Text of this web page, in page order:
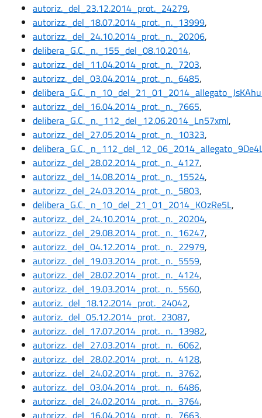
autoriz._del_23.12.2014_prot._24279,
autorizz._del_18.07.2014_prot._n._13999,
autorizz._del_24.10.2014_prot._n._20206,
delibera_G.C._n._155_del_08.10.2014,
autorizz._del_11.04.2014_prot._n._7203,
autorizz._del_03.04.2014_prot._n._6485,
autorizz._del_16.04.2014_prot._n._7665,
delibera_G.C._n._112_del_12.06.2014_Ln57xml,
autorizz._del_27.05.2014_prot._n._10323,
autorizz._del_28.02.2014_prot._n._4127,
autorizz._del_14.08.2014_prot._n._15524,
autorizz._del_24.03.2014_prot._n._5803,
delibera_G.C._n_10_del_21_01_2014_KOzRe5L,
autorizz._del_24.10.2014_prot._n._20204,
autorizz._del_29.08.2014_prot._n._16247,
autorizz._del_04.12.2014_prot._n._22979,
autorizz._del_19.03.2014_prot._n._5559,
autorizz._del_28.02.2014_prot._n._4124,
autorizz._del_19.03.2014_prot._n._5560,
autoriz._del_18.12.2014_prot._24042,
autoriz._del_05.12.2014_prot._23087,
autorizz._del_17.07.2014_prot._n._13982,
autorizz._del_27.03.2014_prot._n._6062,
autorizz._del_28.02.2014_prot._n._4128,
autorizz._del_24.02.2014_prot._n._3762,
autorizz._del_03.04.2014_prot._n._6486,
autorizz._del_24.02.2014_prot._n._3764,
autorizz._del_16.04.2014_prot._n._7663,